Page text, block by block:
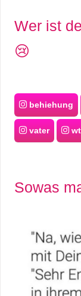
Wer ist
😢
behiehung
vater
Sowas